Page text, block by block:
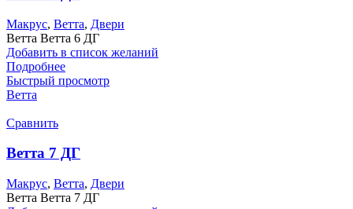
Макрус, Ветта, Двери
Ветта Ветта 6 ДГ
Добавить в список желаний
Подробнее
Быстрый просмотр
Ветта
Сравнить
Ветта 7 ДГ
Макрус, Ветта, Двери
Ветта Ветта 7 ДГ